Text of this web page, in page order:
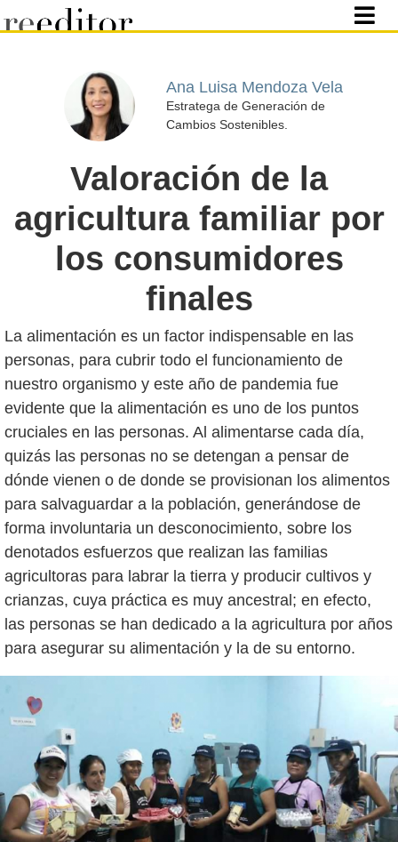
Ana Luisa Mendoza Vela
Estratega de Generación de
Cambios Sostenibles.
Valoración de la
agricultura familiar por
los consumidores
finales
La alimentación es un factor indispensable en las
personas, para cubrir todo el funcionamiento de
nuestro organismo y este año de pandemia fue
evidente que la alimentación es uno de los puntos
cruciales en las personas. Al alimentarse cada día,
quizás las personas no se detengan a pensar de
dónde vienen o de donde se provisionan los alimentos
para salvaguardar a la población, generándose de
forma involuntaria un desconocimiento, sobre los
denotados esfuerzos que realizan las familias
agricultoras para labrar la tierra y producir cultivos y
crianzas, cuya práctica es muy ancestral; en efecto,
las personas se han dedicado a la agricultura por años